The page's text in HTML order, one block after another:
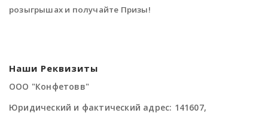
розыгрышах и получайте Призы!
Наши Реквизиты
ООО "Конфетовв"
Юридический и фактический адрес: 141607,